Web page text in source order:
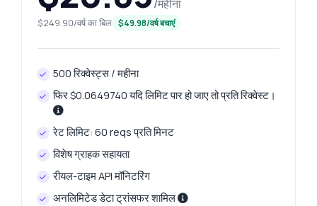
/महीना
$249.90/वर्ष का बिल $49.98/वर्ष बचाएं
500 रिक्वेस्ट्स / महीना
फिर $0.0649740 यदि लिमिट पार हो जाए तो प्रति रिक्वेस्ट।
रेट लिमिट: 60 reqs प्रति मिनट
विशेष ग्राहक सहायता
रीयल-टाइम API मॉनिटरिंग
अनलिमिटेड डेटा ट्रांसफर शामिल